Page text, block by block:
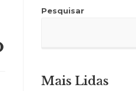
Pesquisar
Mais Lidas